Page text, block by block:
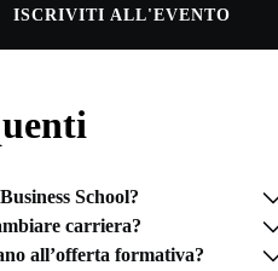
ISCRIVITI ALL'EVENTO
School?
carriera?
all’offerta formativa?